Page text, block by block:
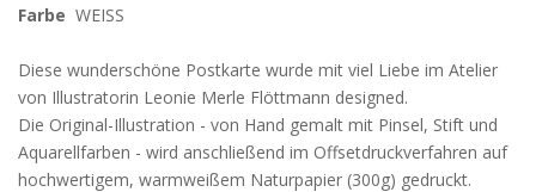
Farbe WEISS
Diese wunderschöne Postkarte wurde mit viel Liebe im Atelier
von Illustratorin Leonie Merle Flöttmann designed.
Die Original-Illustration - von Hand gemalt mit Pinsel, Stift und
Aquarellfarben - wird anschließend im Offsetdruckverfahren auf
hochwertigem, warmweißem Naturpapier (300g) gedruckt.